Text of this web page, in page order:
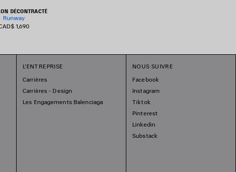
DÉCONTRACTÉ
Runway
1,690
L'ENTREPRISE
Carrières
Carrières - Design
Les Engagements Balenciaga
NOUS SUIVRE
Facebook
Instagram
Tiktok
Pinterest
Linkedin
Substack